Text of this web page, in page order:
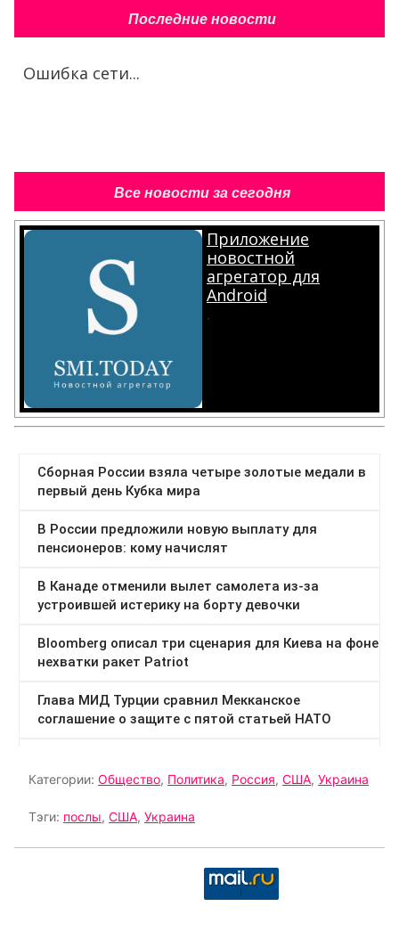
Последние новости
Ошибка сети...
Все новости за сегодня
Приложение
новостной
агрегатор для
Android
.
Категории: Общество, Политика, Россия, США, Украина
Тэги: послы, США, Украина